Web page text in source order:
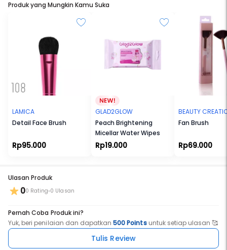
- Broad Spectrum Protection
- Protect Skin Barrier
- Fine Mist Nozzle
Produk yang Mungkin Kamu Suka
LAMICA
Detail Face Brush
Rp95.000
GLAD2GLOW
Peach Brightening
Micellar Water Wipes
Rp19.000
BEAUTY
Fan Brush
Rp69.000
Ulasan Produk
00 Rating 0 Ulasan
Pernah Coba Produk ini?
Yuk, beri penilaian dan dapatkan500 Pointsuntuk setiap ulasan 🥰
Tulis Review